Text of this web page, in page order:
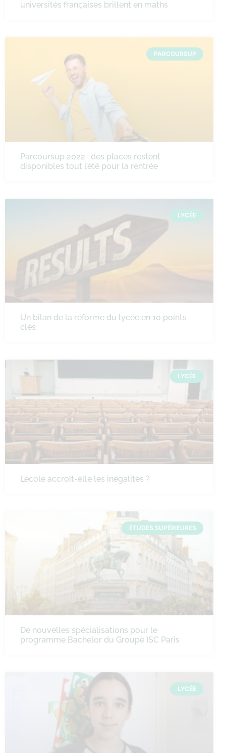
universités françaises brillent en maths
PARCOURSUP
Parcoursup 2022 : des places restent
disponibles tout l’été pour la rentrée
LYCÉE
Un bilan de la réforme du lycée en 10 points
clés
LYCÉE
L’école accroît-elle les inégalités ?
ÉTUDES SUPÉRIEURES
De nouvelles spécialisations pour le
programme Bachelor du Groupe ISC Paris
LYCÉE